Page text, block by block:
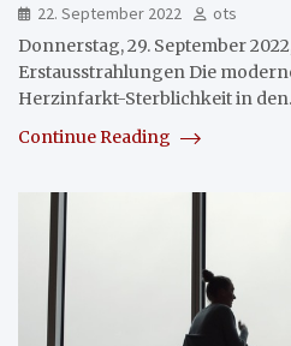
22. September 2022
ots
Donnerstag, 29. September
Erstausstrahlungen Die
Herzinfarkt-Sterblichkeit in
Continue Reading